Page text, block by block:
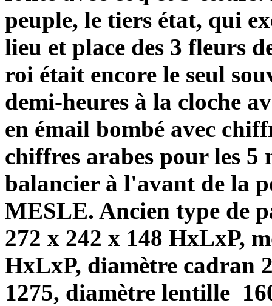
peuple, le tiers état, qui
lieu et place des 3 fleurs
roi était encore le seul
demi-heures à la cloche
en émail bombé avec
chiffres arabes pour les 5
balancier à l'avant de la
MESLE. Ancien type de
272 x 242 x 148 HxLxP,
HxLxP, diamètre cadran
1275, diamètre lentille